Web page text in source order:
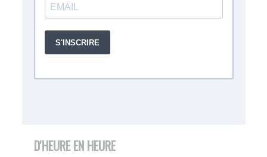
D'HEURE EN HEURE